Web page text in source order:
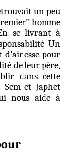
un peu
homme
se livrant à
Un
pour
de leur père,
dans cette
et Japhet
nous aide à